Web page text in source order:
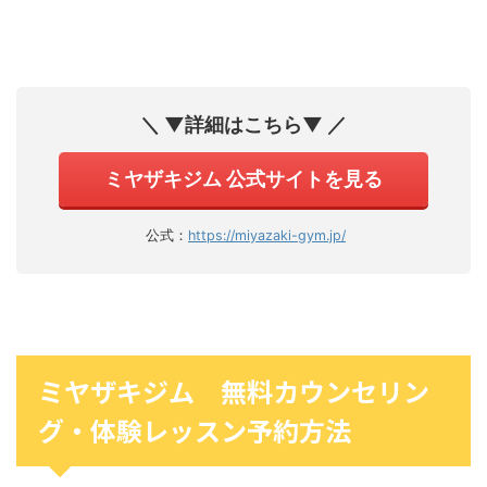
＼ ▼詳細はこちら▼ ／
ミヤザキジム 公式サイトを見る
公式： https://miyazaki-gym.jp/
ミヤザキジム 無料カウンセリン
グ・体験レッスン予約方法